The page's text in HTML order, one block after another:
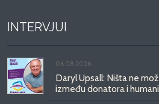
INTERVJUI
06.08.2026.
Daryl Upsall: Ništa ne
između donatora i